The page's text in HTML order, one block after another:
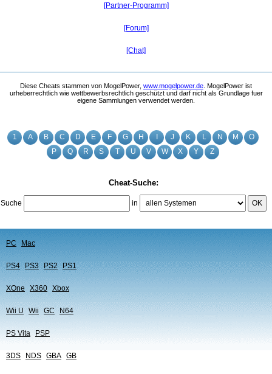
1 A B C D E F G H J K L N M
O
P
Q R S T U V W X Y Z
Cheat-Suche:
Suche in OK
PC Mac
PS4 PS3 PS2 PS1
XOne X360 Xbox
Wii U Wii GC N64
PS Vita PSP
3DS NDS GBA GB
[Partner-Programm]
[Forum]
[Chat]
Diese Cheats stammen von MogelPower, www.mogelpower.de . MogelPower ist
urheberrechtlich wie wettbewerbsrechtlich geschützt und darf nicht als Grundlage fuer
eigene Sammlungen verwendet werden.